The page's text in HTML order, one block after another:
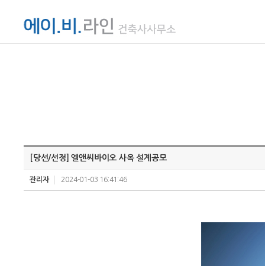
[당선/선정] 엘앤씨바이오 사옥 설계공모
관리자 2024-01-03 16:41:46